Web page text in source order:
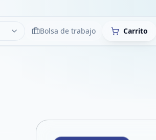
LimpiarBolsa de trabajo Carrito
Compartir producto
Compartir por WhatsApp